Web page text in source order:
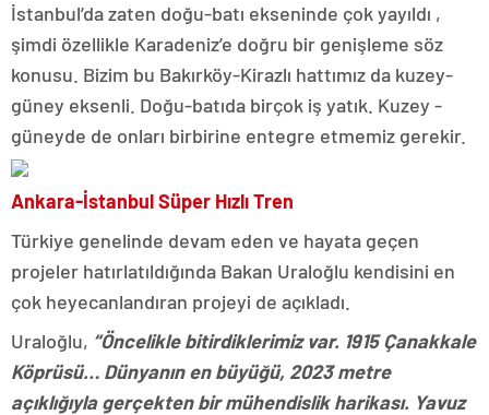
İstanbul’da zaten doğu-batı ekseninde çok yayıldı ,
şimdi özellikle Karadeniz’e doğru bir genişleme söz
konusu. Bizim bu Bakırköy-Kirazlı hattımız da kuzey-
güney eksenli. Doğu-batıda birçok iş yatık. Kuzey -
güneyde de onları birbirine entegre etmemiz gerekir.
Ankara-İstanbul Süper Hızlı Tren
Türkiye genelinde devam eden ve hayata geçen
projeler hatırlatıldığında Bakan Uraloğlu kendisini en
çok heyecanlandıran projeyi de açıkladı.
Uraloğlu, “Öncelikle bitirdiklerimiz var. 1915 Çanakkale
Köprüsü… Dünyanın en büyüğü, 2023 metre
açıklığıyla gerçekten bir mühendislik harikası. Yavuz